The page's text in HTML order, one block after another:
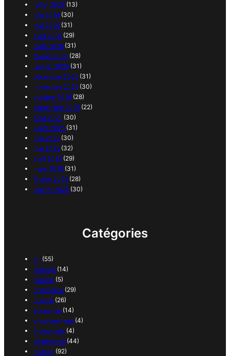
juillet 2026 (13)
juin 2026 (30)
mai 2026 (31)
avril 2026 (29)
mars 2026 (31)
février 2026 (28)
janvier 2026 (31)
décembre 2025 (31)
novembre 2025 (30)
octobre 2025 (28)
septembre 2025 (22)
août 2025 (30)
juillet 2025 (31)
juin 2025 (30)
mai 2025 (32)
avril 2025 (29)
mars 2025 (31)
février 2025 (28)
janvier 2025 (30)
Catégories
art (55)
biologie (14)
cinéma (5)
commerce (29)
cuisine (26)
économie (14)
enseignement (4)
étymologie (4)
géographie (44)
histoire (92)